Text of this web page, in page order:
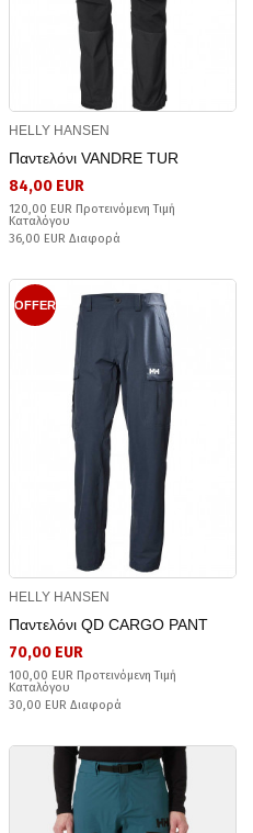
HELLY HANSEN
Παντελόνι VANDRE TUR
84,00 EUR
120,00 EUR Προτεινόμενη Τιμή
Καταλόγου
36,00 EUR Διαφορά
OFFER
HELLY HANSEN
Παντελόνι QD CARGO PANT
70,00 EUR
100,00 EUR Προτεινόμενη Τιμή
Καταλόγου
30,00 EUR Διαφορά